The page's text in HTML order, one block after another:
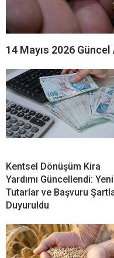
14 Mayıs 2026 Güncel
Kentsel Dönüşüm Kira
Yardımı Güncellendi: Yeni
Tutarlar ve Başvuru
Duyuruldu